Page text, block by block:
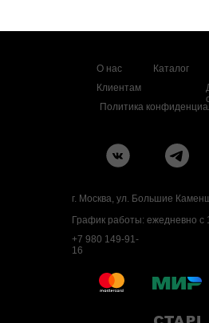
О нас Каталог
Политика
Клиентам
г. Москва, ул. Большие
График работы: ежедневно с
+7 980 149-91-
16